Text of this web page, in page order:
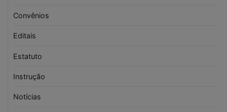
Convênios
Editais
Estatuto
Instrução
Notícias